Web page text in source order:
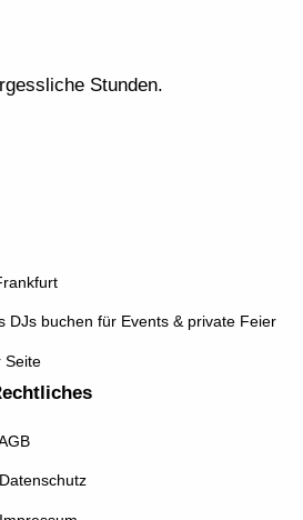
Stunden.
DJs buchen für Events & private Feier
Seite
Datenschutz